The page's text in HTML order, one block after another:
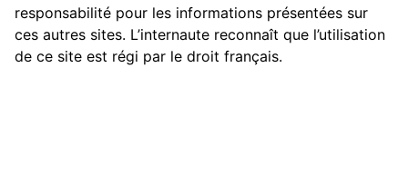
responsabilité pour les informations présentées sur
ces autres sites. L’internaute reconnaît que l’utilisation
de ce site est régi par le droit français.